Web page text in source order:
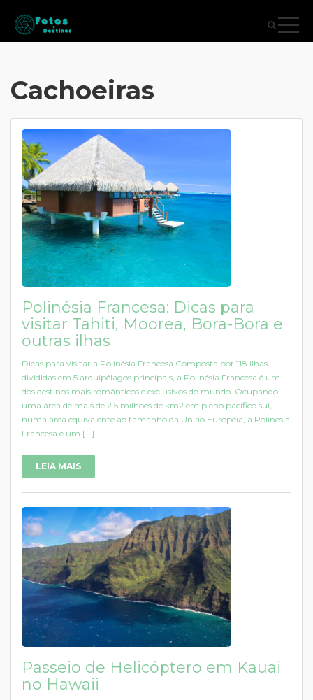
Cachoeiras
Polinésia Francesa: Dicas para
visitar Tahiti, Moorea, Bora-Bora e
outras ilhas
Dicas para visitar a Polinésia Francesa Composta por 118 ilhas
divididas em 5 arquipélagos principais, a Polinésia Francesa é um
dos destinos mais românticos e exclusivos do mundo. Ocupando
uma área de mais de 2.5 milhões de km2 em pleno pacífico sul,
numa área equivalente ao tamanho da União Européia, a Polinésia
Francesa é um [...]
LEIA MAIS
Passeio de Helicóptero em Kauai
no Hawaii